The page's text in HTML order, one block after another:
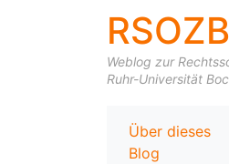
Weblog zur
Ruhr-Universität
Über dieses
Blog